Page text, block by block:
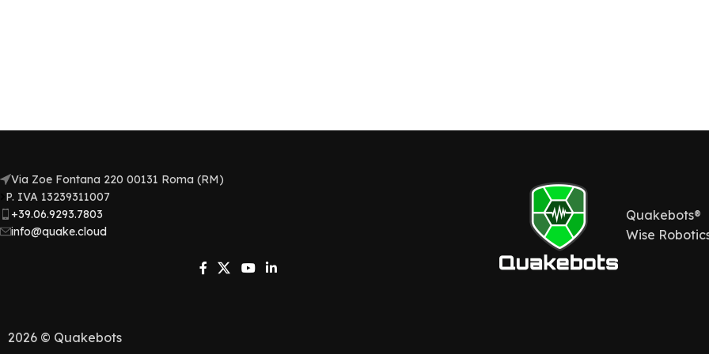
Via Zoe Fontana 220 00131 Roma (RM)
P. IVA 13239311007​
+39.06.9293.7803
info@quake.cloud
Quakebots®
Wise
2026 © Quakebots